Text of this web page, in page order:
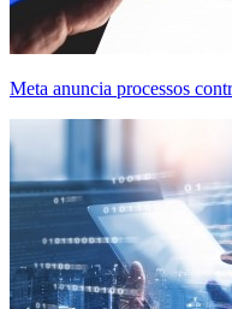
Meta anuncia processos